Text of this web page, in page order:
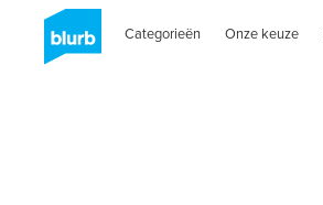
Categorieën Onze keuze